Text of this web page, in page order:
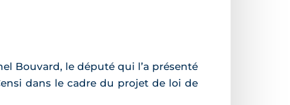
Bouvard, le député qui l’a présenté
dans le cadre du projet de loi de